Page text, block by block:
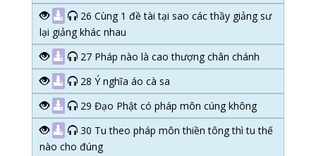
26 Cùng 1 đề tài tại sao các thầy giảng sư
lại giảng khác nhau
27 Pháp nào là cao thượng chân chánh
28 Ý nghĩa áo cà sa
29 Đạo Phật có pháp môn cúng không
30 Tu theo pháp môn thiền tông thì tu thế
nào cho đúng